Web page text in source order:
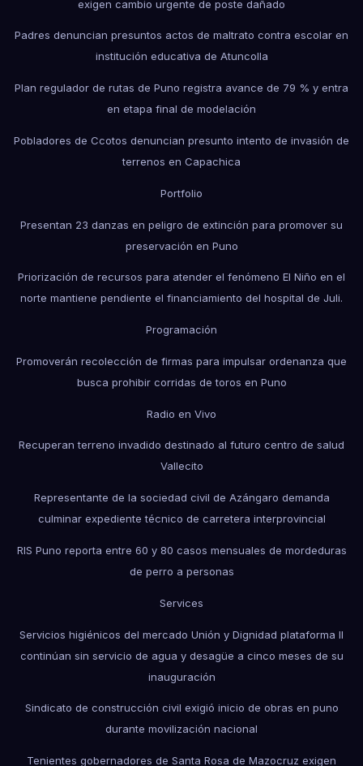
exigen cambio urgente de poste dañado
Padres denuncian presuntos actos de maltrato contra escolar en
institución educativa de Atuncolla
Plan regulador de rutas de Puno registra avance de 79 % y entra
en etapa final de modelación
Pobladores de Ccotos denuncian presunto intento de invasión de
terrenos en Capachica
Portfolio
Presentan 23 danzas en peligro de extinción para promover su
preservación en Puno
Priorización de recursos para atender el fenómeno El Niño en el
norte mantiene pendiente el financiamiento del hospital de Juli.
Programación
Promoverán recolección de firmas para impulsar ordenanza que
busca prohibir corridas de toros en Puno
Radio en Vivo
Recuperan terreno invadido destinado al futuro centro de salud
Vallecito
Representante de la sociedad civil de Azángaro demanda
culminar expediente técnico de carretera interprovincial
RIS Puno reporta entre 60 y 80 casos mensuales de mordeduras
de perro a personas
Services
Servicios higiénicos del mercado Unión y Dignidad plataforma II
continúan sin servicio de agua y desagüe a cinco meses de su
inauguración
Sindicato de construcción civil exigió inicio de obras en puno
durante movilización nacional
Tenientes gobernadores de Santa Rosa de Mazocruz exigen